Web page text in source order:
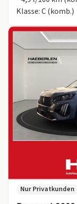
Klasse: C (komb.)
Nur Privatkunden